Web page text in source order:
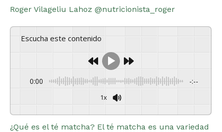
Roger Vilageliu Lahoz @nutricionista_roger
Escucha este contenido
0:00 -:--
1x
Powered By GSpeech
¿Qué es el té matcha? El té matcha es una variedad